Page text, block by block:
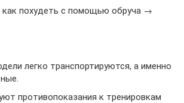
как похудеть с помощью обруча →
легко транспортируются, а именно
противопоказания к тренировкам